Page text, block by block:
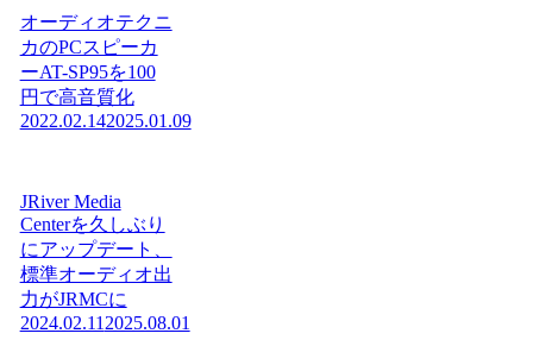
オーディオテクニ
カのPCスピーカ
ーAT-SP95を100
円で高音質化
2022.02.142025.01.09
JRiver Media
Centerを久しぶり
にアップデート、
標準オーディオ出
力がJRMCに
2024.02.11 2025.08.01